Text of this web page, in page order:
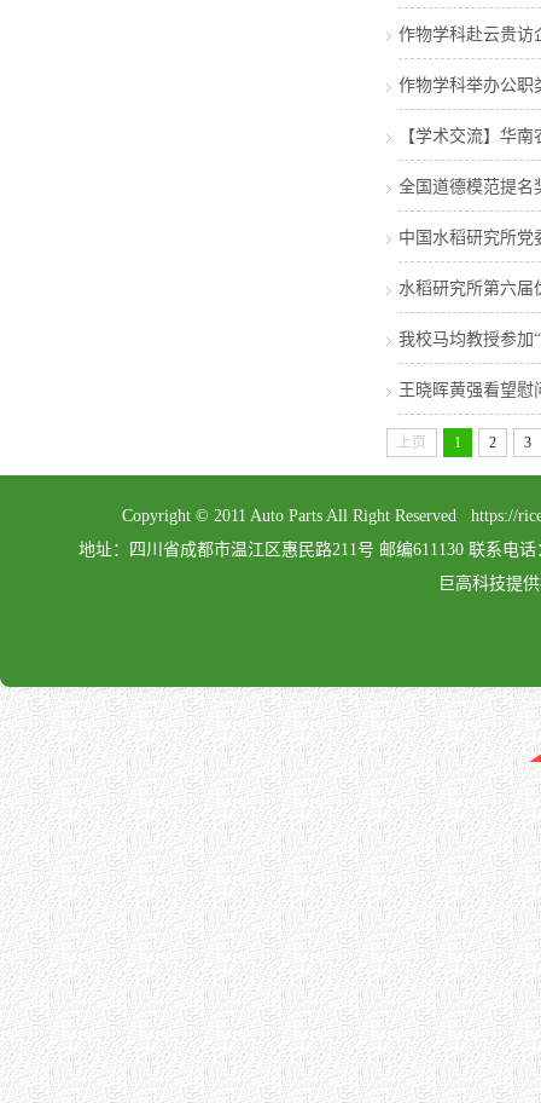
作物学科赴云贵访
作物学科举办公职
【学术交流】华
全国道德模范提名
中国水稻研究所党
水稻研究所第六届
我校马均教授参加
王晓晖黄强看望
上页 1 2 3
Copyright © 2011 Auto Parts All Right Reserved
地址：四川省成都市温江区惠民路211号 邮编611130 联系电话
巨高科技提